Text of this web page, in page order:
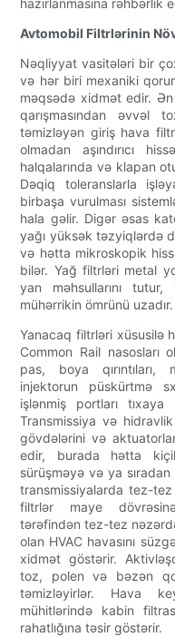
hazırlanmasına rəhbərlik
Avtomobil Filtrlərinin
Nəqliyyat vasitələri bir
və hər biri mexaniki
məqsədə xidmət edir. Ən
qarışmasından
təmizləyən giriş hava
olmadan aşındırıcı
halqalarında və klapan
Dəqiq toleranslarla
birbaşa vurulması
hala gəlir. Digər əsas
yağı yüksək təzyiqlərdə
və hətta mikroskopik
bilər. Yağ filtrləri metal
yan məhsullarını
mühərrikin ömrünü uzadır.
Yanacaq filtrləri xüsusilə
Common Rail nasosları
pas, boya
injektorun püskürtmə
işlənmiş portları
Transmissiya və
gövdələrini və
edir, burada hətta
sürüşməyə və ya
transmissiyalarda tez-
filtrlər maye
tərəfindən tez-tez
olan HVAC havasını
xidmət göstərir.
toz, polen və bəzən
təmizləyirlər. Hava
mühitlərində kabin
rahatlığına təsir göstərir.